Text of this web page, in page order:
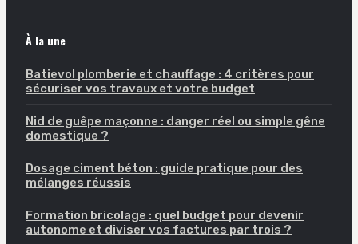
À la une
Batievol plomberie et chauffage : 4 critères pour
sécuriser vos travaux et votre budget
Nid de guêpe maçonne : danger réel ou simple gêne
domestique ?
Dosage ciment béton : guide pratique pour des
mélanges réussis
Formation bricolage : quel budget pour devenir
autonome et diviser vos factures par trois ?